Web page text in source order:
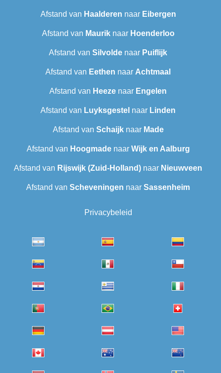
Afstand van Haalderen naar Eibergen
Afstand van Mauriknaar Hoenderloo
Afstand van Silvolde naar Puiflijk
Afstand van Eethen naar Achtmaal
Afstand van Heeze naar Engelen
Afstand van Luyksgestel naar Linden
Afstand van Schaijknaar Made
Afstand van Hoogmadenaar Wijk en Aalburg
Afstand van Rijswijk (Zuid-Holland) naar Nieuwveen
Afstand van Scheveningen‎ naar Sassenheim
Privacybeleid